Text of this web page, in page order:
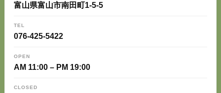
富山県富山市南田町1-5-5
TEL
076-425-5422
OPEN
AM 11:00 – PM 19:00
CLOSED